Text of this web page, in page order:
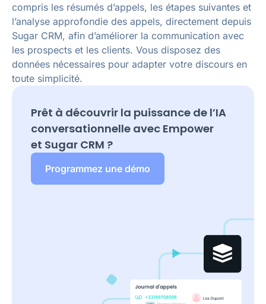
compris les résumés d’appels, les étapes suivantes et
l’analyse approfondie des appels, directement depuis
Sugar CRM, afin d’améliorer la communication avec
les prospects et les clients. Vous disposez des
données nécessaires pour adapter votre discours en
toute simplicité.
Prêt à découvrir la puissance de l’IA
conversationnelle avec Empower
et Sugar CRM ?
Programmez une démo